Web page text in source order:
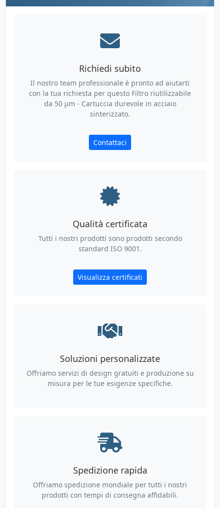
Richiedi subito
Il nostro team professionale è pronto ad aiutarti
con la tua richiesta per questo Filtro riutilizzabile
da 50 µm - Cartuccia durevole in acciaio
sinterizzato.
Contattaci
Qualità certificata
Tutti i nostri prodotti sono prodotti secondo
standard ISO 9001.
Visualizza certificati
Soluzioni personalizzate
Offriamo servizi di design gratuiti e produzione su
misura per le tue esigenze specifiche.
Spedizione rapida
Offriamo spedizione mondiale per tutti i nostri
prodotti con tempi di consegna affidabili.